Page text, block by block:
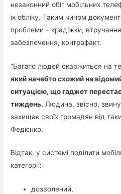
незаконний обіг мобільних
їх обліку. Таким чином
проблеми – крадіжки,
забезпечення, контрафакт.
“Багато людей скаржиться на
який начебто схожий на
ситуацією, що гаджет
тиждень. Людина, звісно,
захищає своїх громадян від
Федієнко.
Відтак, у системі поділити
категорії:
дозволений,